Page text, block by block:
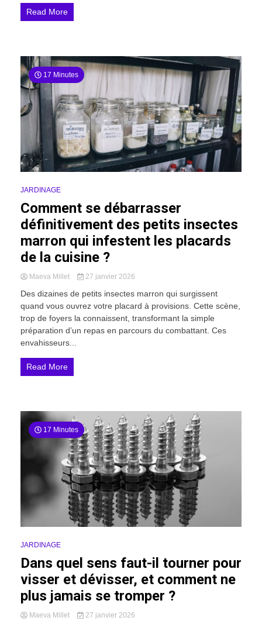
Read More
17 Minutes
JARDINAGE
Comment se débarrasser
définitivement des petits insectes
marron qui infestent les placards
de la cuisine ?
Maeva Millet 27 janvier 2026
Des dizaines de petits insectes marron qui surgissent
quand vous ouvrez votre placard à provisions. Cette scène,
trop de foyers la connaissent, transformant la simple
préparation d’un repas en parcours du combattant. Ces
envahisseurs...
Read More
17 Minutes
JARDINAGE
Dans quel sens faut-il tourner pour
visser et dévisser, et comment ne
plus jamais se tromper ?
Maeva Millet 27 janvier 2026